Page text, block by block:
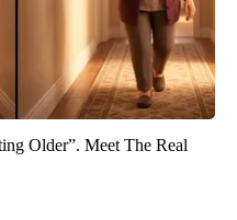
Older”. Meet The Real